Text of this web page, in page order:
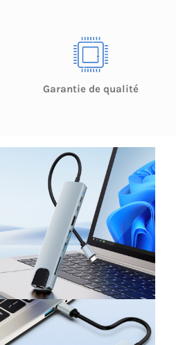
Garantie de qualité